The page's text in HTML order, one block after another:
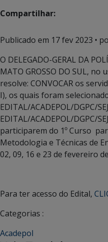
Compartilhar:
Publicado em 17 fev 2023 •
O DELEGADO-GERAL DA
MATO GROSSO DO SUL,
resolve: CONVOCAR os
I), os quais foram
EDITAL/ACADEPOL/DGPC/
EDITAL/ACADEPOL/DGPC/
participarem do 1º Curso
Metodologia e Técnicas de
02, 09, 16 e 23 de fevereiro
Para ter acesso do Edital,
Categorias :
Acadepol